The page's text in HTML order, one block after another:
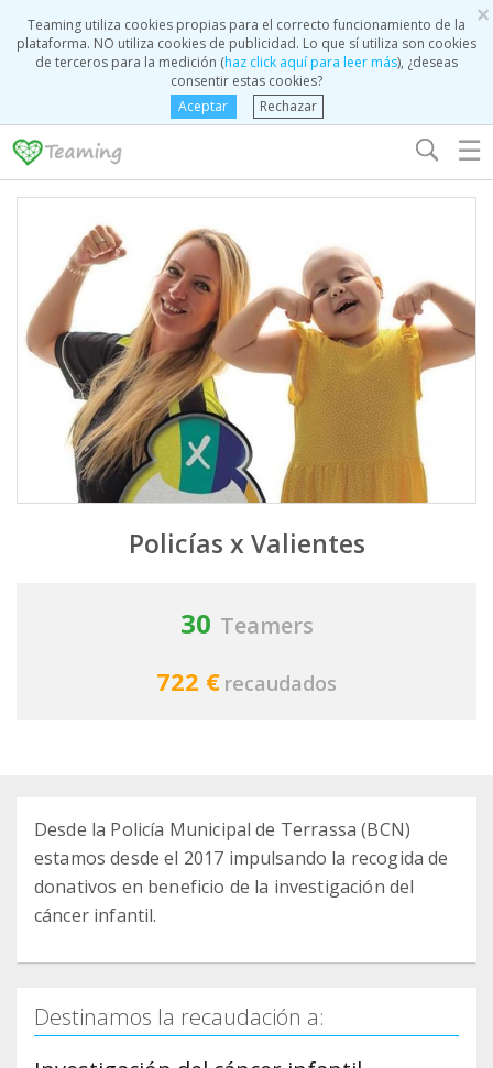
×
Teaming utiliza cookies propias para el correcto funcionamiento de la
plataforma. NO utiliza cookies de publicidad. Lo que sí utiliza son cookies
de terceros para la medición (haz click aquí para leer más), ¿deseas
consentir estas cookies?
Aceptar
Rechazar
☰
Policías x Valientes
30 Teamers
722 € recaudados
Desde la Policía Municipal de Terrassa (BCN)
estamos desde el 2017 impulsando la recogida de
donativos en beneficio de la investigación del
cáncer infantil.
Destinamos la recaudación a: